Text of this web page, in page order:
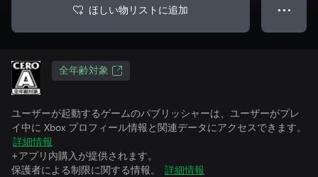
ほしい物リストに追加 ● ● ●
全年齢対象
ユーザーが起動するゲームのパブリッシャーは、ユーザーがプレ
イ中に Xbox プロフィール情報と関連データにアクセスできます。
詳細情報
+アプリ内購入が提供されます。
保護者による制限に関する情報。
詳細情報